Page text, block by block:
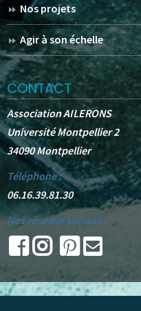
Nos projets
Agir à son échelle
CONTACT
Association AILERONS
Université Montpellier 2
34090 Montpellier
Téléphone :
06.16.39.81.30
Nos réseaux sociaux :